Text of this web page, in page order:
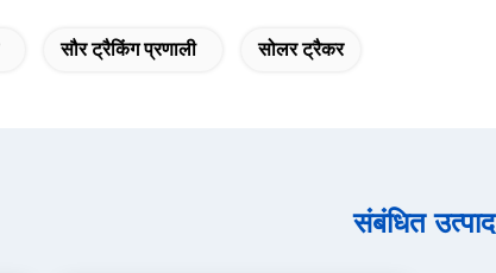
सौर ट्रैकिंग प्रणाली सोलर ट्रैकर
संबंधित उत्पाद